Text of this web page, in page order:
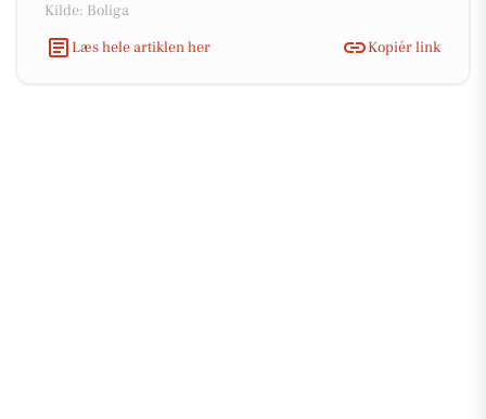
Kilde: Boliga
Læs hele artiklen her
Kopiér link